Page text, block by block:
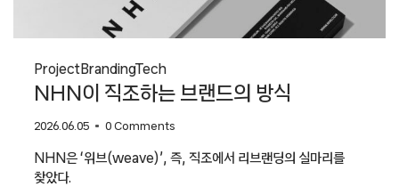
ProjectBrandingTech
NHN이 직조하는 브랜드의 방식
2026.06.05 0 Comments
NHN은 ‘위브(weave)’, 즉, 직조에서 리브랜딩의 실마리를
찾았다.